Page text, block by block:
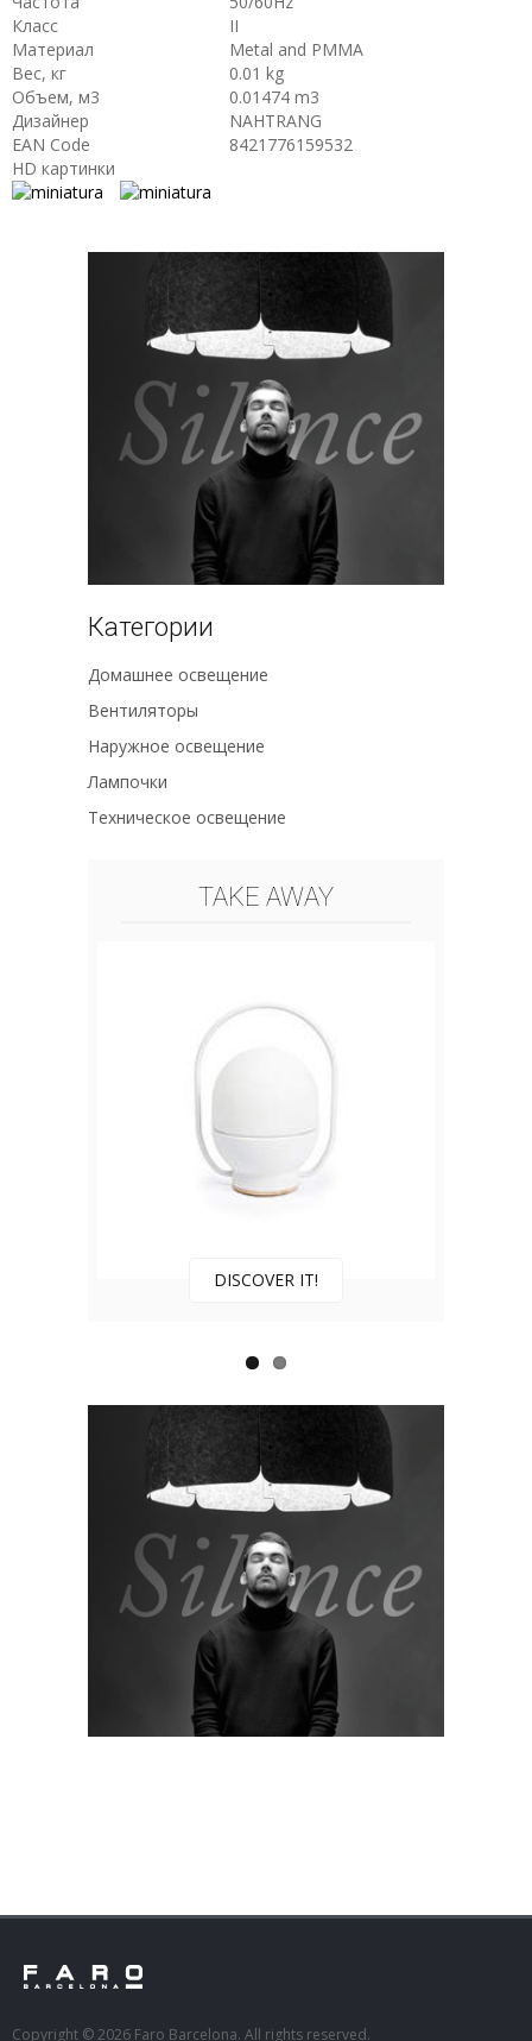
Класс
II
Материал
Metal and PMMA
Вес, кг
0.01 kg
Объем, м3
0.01474 m3
Дизайнер
NAHTRANG
EAN Code
8421776159532
HD картинки
Категории
Домашнее освещение
Вентиляторы
Наружное освещение
Лампочки
Техническое освещение
TAKE AWAY
DISCOVER IT!
Copyright © 2026 Faro Barcelona. All rights reserved.